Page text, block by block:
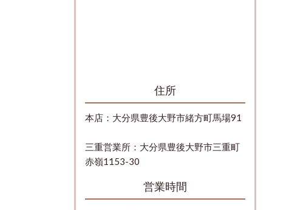
住所
本店：大分県豊後大野市緒方町馬場91
三重営業所：大分県豊後大野市三重町
赤嶺1153-30
営業時間